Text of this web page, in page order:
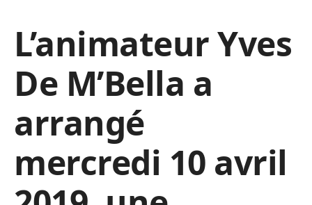
L’animateur Yves
De M’Bella a
arrangé
mercredi 10 avril